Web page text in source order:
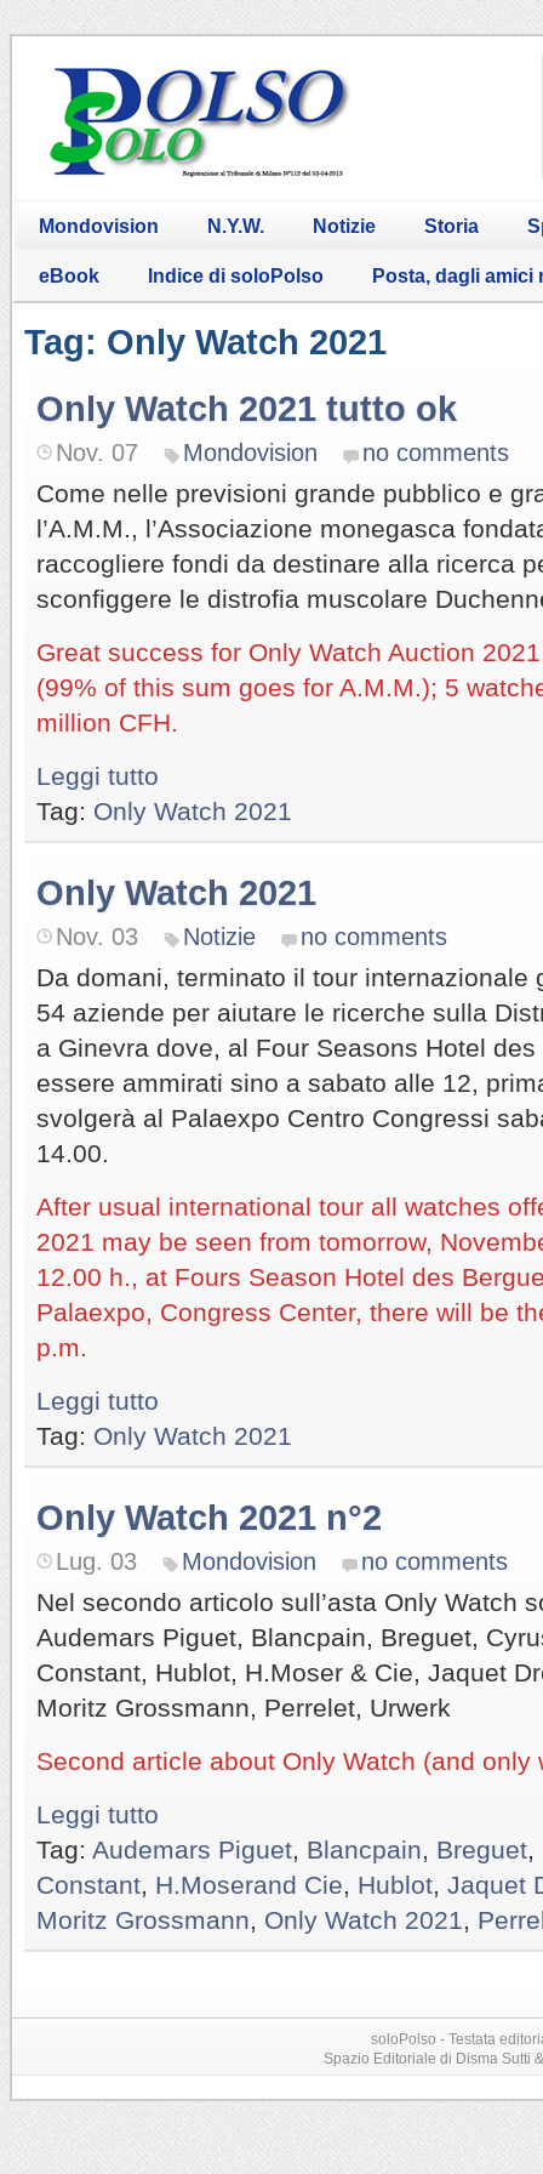
Mondovision N.Y.W. Notizie Storia
eBook Indice di soloPolso Posta, dagli amici
Tag: Only Watch 2021
Only Watch 2021 tutto ok
Nov. 07 Mondovision no comments
Come nelle previsioni grande pubblico e
l’A.M.M., l’Associazione monegasca
raccogliere fondi da destinare alla ricerca
sconfiggere le distrofia muscolare
Great success for Only Watch Auction
(99% of this sum goes for A.M.M.); 5
million CFH.
Leggi tutto
Tag: Only Watch 2021
Only Watch 2021
Nov. 03 Notizie no comments
Da domani, terminato il tour internazionale
54 aziende per aiutare le ricerche sulla
a Ginevra dove, al Four Seasons Hotel
essere ammirati sino a sabato alle 12,
svolgerà al Palaexpo Centro Congressi
14.00.
After usual international tour all watches
2021 may be seen from tomorrow,
12.00 h., at Fours Season Hotel des
Palaexpo, Congress Center, there will be
p.m.
Leggi tutto
Tag: Only Watch 2021
Only Watch 2021 n°2
Lug. 03 Mondovision no comments
Nel secondo articolo sull’asta Only Watch
Audemars Piguet, Blancpain, Breguet,
Constant, Hublot, H.Moser & Cie, Jaquet
Moritz Grossmann, Perrelet, Urwerk
Second article about Only Watch (and only
Leggi tutto
Tag: Audemars Piguet Blancpain Breguet
Constant H.Moserand Cie Hublot Jaquet
Moritz Grossmann
Only Watch 2021
soloPolso - Testata
Spazio Editoriale di Disma Sutti